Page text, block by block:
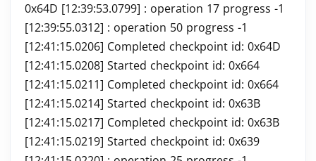
0x64D [12:39:53.0799] : operation 17 progress -1
[12:39:55.0312] : operation 50 progress -1
[12:41:15.0206] Completed checkpoint id: 0x64D
[12:41:15.0208] Started checkpoint id: 0x664
[12:41:15.0211] Completed checkpoint id: 0x664
[12:41:15.0214] Started checkpoint id: 0x63B
[12:41:15.0217] Completed checkpoint id: 0x63B
[12:41:15.0219] Started checkpoint id: 0x639